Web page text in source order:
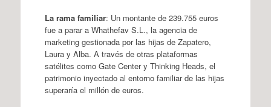
La rama familiar: Un montante de 239.755 euros
fue a parar a Whathefav S.L., la agencia de
marketing gestionada por las hijas de Zapatero,
Laura y Alba. A través de otras plataformas
satélites como Gate Center y Thinking Heads, el
patrimonio inyectado al entorno familiar de las hijas
superaría el millón de euros.